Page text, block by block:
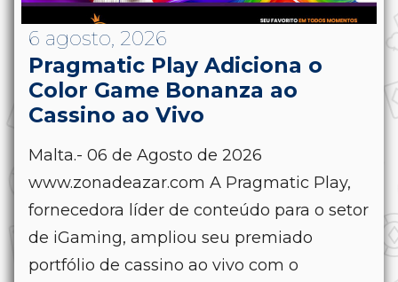
6 agosto, 2026
Pragmatic Play Adiciona o
Color Game Bonanza ao
Cassino ao Vivo
Malta.- 06 de Agosto de 2026
www.zonadeazar.com A Pragmatic Play,
fornecedora líder de conteúdo para o setor
de iGaming, ampliou seu premiado
portfólio de cassino ao vivo com o